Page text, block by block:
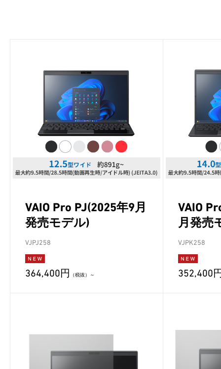
VAIO Pro PJ(2025年9月
発売モデル)
VJPJ258
364,400円 （税抜）～
VAIO
月発売
VJPK258
352,400